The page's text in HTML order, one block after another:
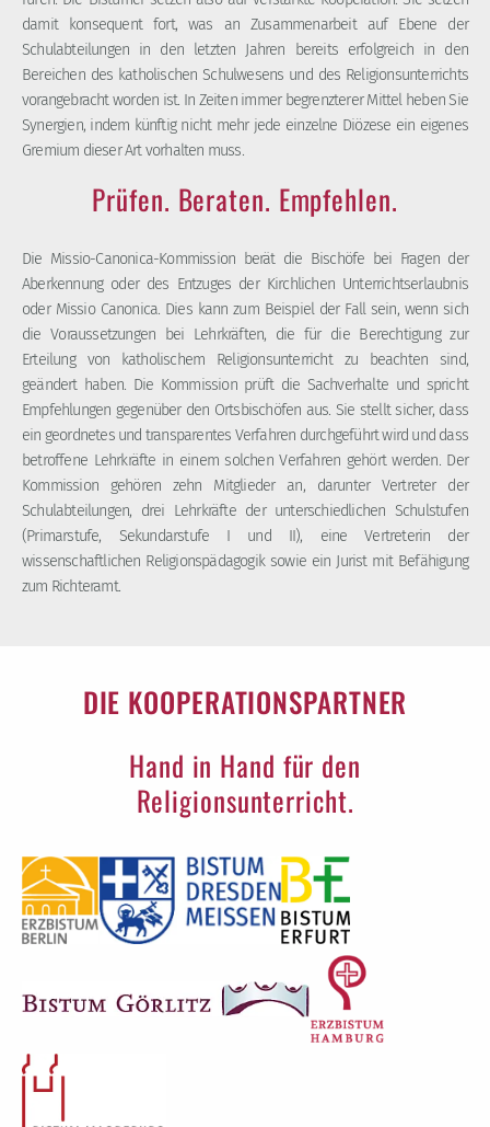
damit konsequent fort, was an Zusammenarbeit auf Ebene der
Schulabteilungen in den letzten Jahren bereits erfolgreich in den
Bereichen des katholischen Schulwesens und des Religionsunterrichts
vorangebracht worden ist. In Zeiten immer begrenzterer Mittel heben Sie
Synergien, indem künftig nicht mehr jede einzelne Diözese ein eigenes
Gremium dieser Art vorhalten muss.
Prüfen. Beraten. Empfehlen.
Die Missio-Canonica-Kommission berät die Bischöfe bei Fragen der
Aberkennung oder des Entzuges der Kirchlichen Unterrichtserlaubnis
oder Missio Canonica. Dies kann zum Beispiel der Fall sein, wenn sich
die Voraussetzungen bei Lehrkräften, die für die Berechtigung zur
Erteilung von katholischem Religionsunterricht zu beachten sind,
geändert haben. Die Kommission prüft die Sachverhalte und spricht
Empfehlungen gegenüber den Ortsbischöfen aus. Sie stellt sicher, dass
ein geordnetes und transparentes Verfahren durchgeführt wird und dass
betroffene Lehrkräfte in einem solchen Verfahren gehört werden. Der
Kommission gehören zehn Mitglieder an, darunter Vertreter der
Schulabteilungen, drei Lehrkräfte der unterschiedlichen Schulstufen
(Primarstufe, Sekundarstufe I und II), eine Vertreterin der
wissenschaftlichen Religionspädagogik sowie ein Jurist mit Befähigung
zum Richteramt.
DIE KOOPERATIONSPARTNER
Hand in Hand für den
Religionsunterricht.